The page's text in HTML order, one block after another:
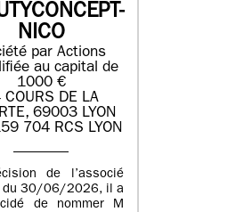
NICO
par Actions
au capital de
1000 €
COURS DE LA
69003 LYON
704 RCS LYON
de l’associé
du 30/06/2026, il a
de nommer M